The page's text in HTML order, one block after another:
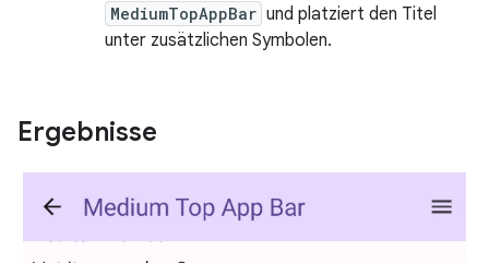
MediumTopAppBar und platziert den Titel
unter zusätzlichen Symbolen.
Ergebnisse